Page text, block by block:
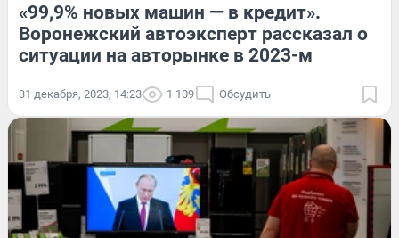
«99,9% новых машин — в кредит».
Воронежский автоэксперт рассказал о
ситуации на авторынке в 2023-м
31 декабря, 2023, 14:23 1 109 Обсудить